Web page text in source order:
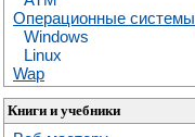
Операционные системы
Windows
Linux
Wap
Книги и учебники